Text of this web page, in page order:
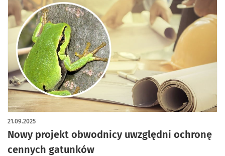
Nowy projekt obwodnicy uwzględni ochronę
cennych gatunków
21.09.2025